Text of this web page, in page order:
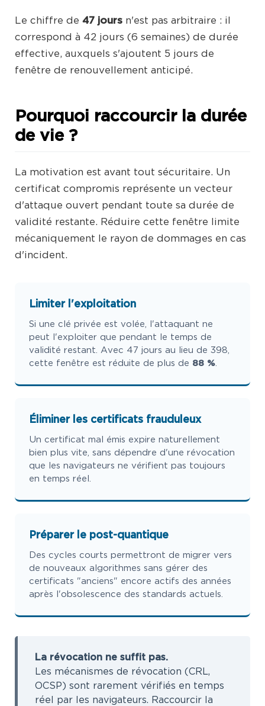
Le chiffre de 47 jours n'est pas arbitraire : il
correspond à 42 jours (6 semaines) de durée
effective, auxquels s'ajoutent 5 jours de
fenêtre de renouvellement anticipé.
Pourquoi raccourcir la durée
de vie ?
La motivation est avant tout sécuritaire. Un
certificat compromis représente un vecteur
d'attaque ouvert pendant toute sa durée de
validité restante. Réduire cette fenêtre limite
mécaniquement le rayon de dommages en cas
d'incident.
Limiter l'exploitation
Si une clé privée est volée, l'attaquant ne
peut l'exploiter que pendant le temps de
validité restant. Avec 47 jours au lieu de 398,
cette fenêtre est réduite de plus de 88 %.
Éliminer les certificats frauduleux
Un certificat mal émis expire naturellement
bien plus vite, sans dépendre d'une révocation
que les navigateurs ne vérifient pas toujours
en temps réel.
Préparer le post-quantique
Des cycles courts permettront de migrer vers
de nouveaux algorithmes sans gérer des
certificats "anciens" encore actifs des années
après l'obsolescence des standards actuels.
La révocation ne suffit pas.
Les mécanismes de révocation (CRL,
OCSP) sont rarement vérifiés en temps
réel par les navigateurs. Raccourcir la